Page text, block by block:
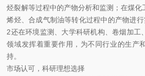
烃裂解等过程中的产物分析和监测；在煤
烯烃、合成气制油等转化过程中的产物进
2还在环境监测、大学科研机构、卷烟加工
领域发挥着重要作用，为不同行业的生产
持。
市场认可，科研理想选择